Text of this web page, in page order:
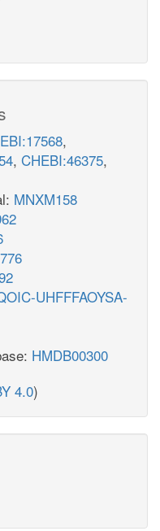
,
, CHEBI:46375,
MNXM158
UHFFFAOYSA-
HMDB00300
4.0)